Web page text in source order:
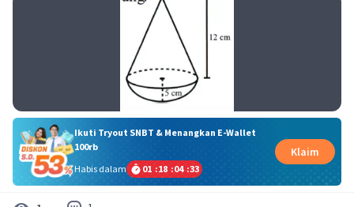
Ikuti Tryout SNBT & Menangkan E-Wallet
100rb
Habis dalam
01 :18 :04 :33
Klaim